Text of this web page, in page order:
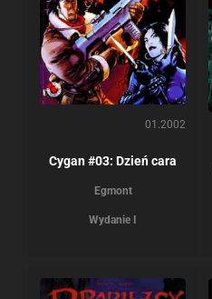
01.2002
Cygan #03: Dzień cara
Egmont
Wydanie I